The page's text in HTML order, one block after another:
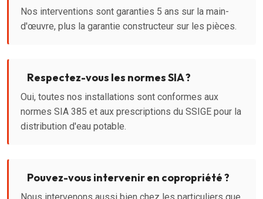
Nos interventions sont garanties 5 ans sur la main-
d'œuvre, plus la garantie constructeur sur les pièces.
Respectez-vous les normes SIA ?
Oui, toutes nos installations sont conformes aux
normes SIA 385 et aux prescriptions du SSIGE pour la
distribution d'eau potable.
Pouvez-vous intervenir en copropriété ?